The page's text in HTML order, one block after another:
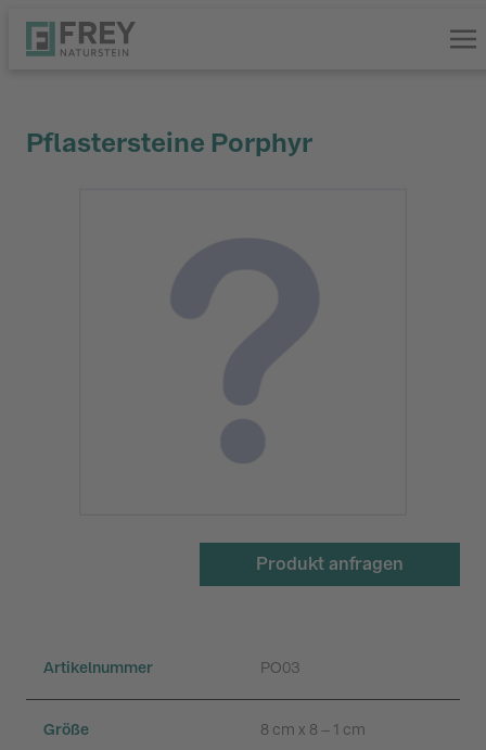
Pflastersteine Porphyr
Produkt anfragen
Artikelnummer PO03
Größe 8 cm x 8 – 1 cm